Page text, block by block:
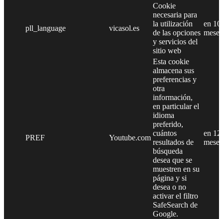
pll_language vicasol.es
Cookie
necesaria para
la utilización
de las opciones
y servicios del
sitio web
en 10
meses
PREF Youtube.com
Esta cookie
almacena sus
preferencias y
otra
información,
en particular el
idioma
preferido,
cuántos
resultados de
búsqueda
desea que se
muestren en su
página y si
desea o no
activar el filtro
SafeSearch de
Google.
en 12
meses